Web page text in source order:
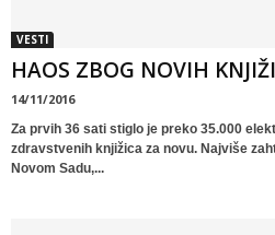
VESTI
HAOS ZBOG NOVIH
14/11/2016
Za prvih 36 sati stiglo je preko 35.000
zdravstvenih knjižica za novu. Najviše
Novom Sadu,...